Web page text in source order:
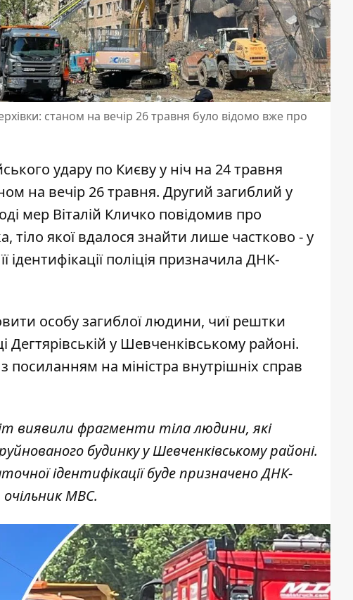
станом на вечір 26 травня було відомо вже про
удару по Києву у ніч на 24 травня
на вечір 26 травня. Другий загиблий у
мер Віталій Кличко повідомив про
тіло якої вдалося знайти лише частково - у
ідентифікації поліція призначила ДНК-
особу загиблої людини, чиї рештки
у Шевченківському районі.
з посиланням на міністра внутрішніх справ
виявили фрагменти тіла людини, які
будинку у Шевченківському районі.
ідентифікації буде призначено ДНК-
МВС.